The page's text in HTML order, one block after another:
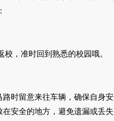
，准时回到熟悉的校园哦。
时留意来往车辆，确保自身安
安全的地方，避免遗漏或丢失